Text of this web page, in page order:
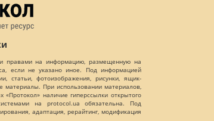
правами на информацию, размещенную на
если не указано иное. Под информацией
статьи, фотоизображения, рисунки, ящик-
материалы. При использовании материалов,
наличие гиперссылки открытого
на protocol.ua обязательна. Под
адаптация, рерайтинг, модификация